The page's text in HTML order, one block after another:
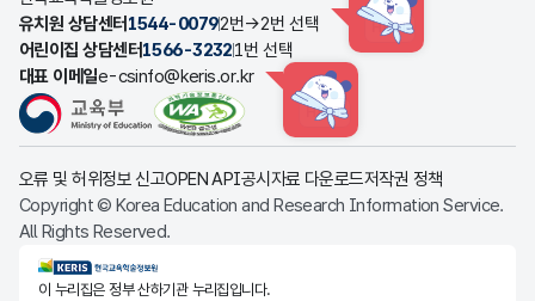
유치원 상담센터 1544-00792번→2번 선택 HINT
어린이집 상담센터1566-32321번 선택
대표 이메일e-csinfo@keris.or.kr
HINT
오류 및 허위정보 신고OPEN API공시자료 다운로드저작권 정책
Copyright © Korea Education and Research Information Service.
All Rights Reserved.
KERIS한국교육학술정보원
이 누리집은 정부 산하기관 누리집입니다.